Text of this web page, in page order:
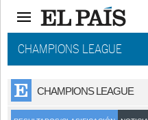
CHAMPIONS LEAGUE